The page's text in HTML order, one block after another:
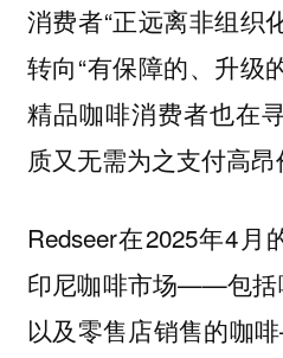
消费者“正远离非组织
转向“有保障的、升级
精品咖啡消费者也在
质又无需为之支付高昂
Redseer在2025年4月
印尼咖啡市场——包括
以及零售店销售的咖